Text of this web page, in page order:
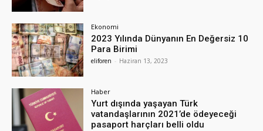
Ekonomi
2023 Yılında Dünyanın En Değersiz 10
Para Birimi
eliforen - Haziran 13, 2023
Haber
Yurt dışında yaşayan Türk
vatandaşlarının 2021’de ödeyeceği
pasaport harçları belli oldu